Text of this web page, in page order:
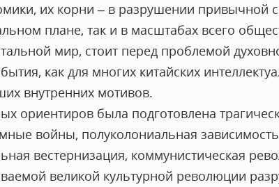
их корни – в разрушении привычной
плане, так и в масштабах всего
мир, стоит перед проблемой
как для многих китайских
внутренних мотивов.
ориентиров была подготовлена
войны, полуколониальная
вестернизация, коммунистическая
великой культурной революции